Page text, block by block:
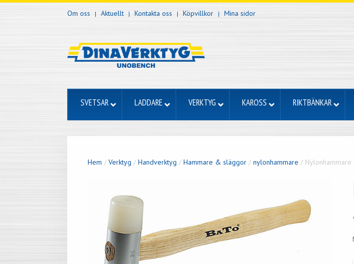
Om oss Aktuellt Kontakta oss Köpvillkor Mina sidor
SVETSAR LADDARE VERKTYG KAROSS RIKTBÄNKAR
Hem / Verktyg / Handverktyg / Hammare & släggor / nylonhammare / Nylonhammare